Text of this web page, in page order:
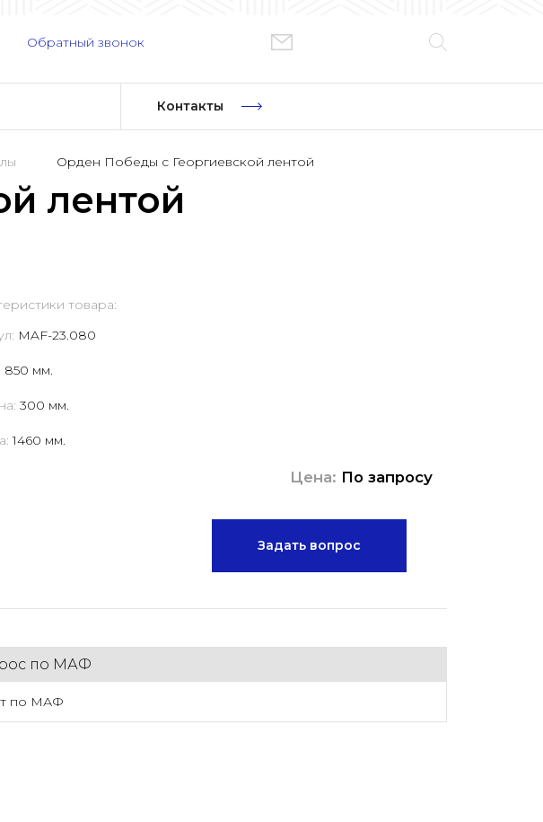
Обратный звонок
Контакты
Орден Победы с Георгиевской лентой
лентой
товара:
MAF-23.080
850 мм.
300 мм.
1460 мм.
Цена: По запросу
Задать вопрос
по МАФ
по МАФ